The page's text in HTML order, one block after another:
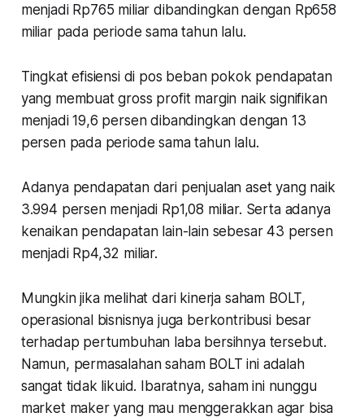
menjadi Rp765 miliar dibandingkan dengan Rp658
miliar pada periode sama tahun lalu.
Tingkat efisiensi di pos beban pokok pendapatan
yang membuat gross profit margin naik signifikan
menjadi 19,6 persen dibandingkan dengan 13
persen pada periode sama tahun lalu.
Adanya pendapatan dari penjualan aset yang naik
3.994 persen menjadi Rp1,08 miliar. Serta adanya
kenaikan pendapatan lain-lain sebesar 43 persen
menjadi Rp4,32 miliar.
Mungkin jika melihat dari kinerja saham BOLT,
operasional bisnisnya juga berkontribusi besar
terhadap pertumbuhan laba bersihnya tersebut.
Namun, permasalahan saham BOLT ini adalah
sangat tidak likuid. Ibaratnya, saham ini nunggu
market maker yang mau menggerakkan agar bisa